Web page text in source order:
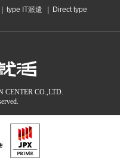
type IT派遣 Direct type
CENTER CO.,LTD.